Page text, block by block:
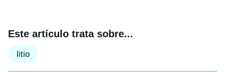
Este artículo trata sobre...
litio